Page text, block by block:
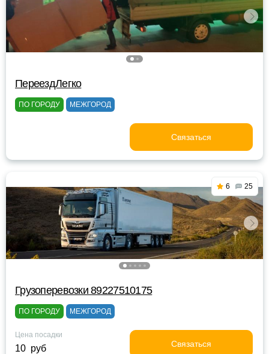
ПереездЛегко
ПО ГОРОДУ МЕЖГОРОД
Связаться
6 25
Грузоперевозки 89227510175
ПО ГОРОДУ МЕЖГОРОД
Цена посадки
10 руб Связаться